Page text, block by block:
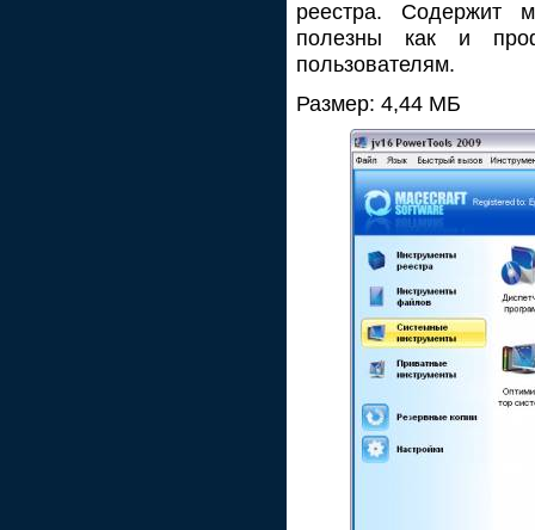
реестра. Содержит
полезны как и
пользователям.
Размер: 4,44 МБ